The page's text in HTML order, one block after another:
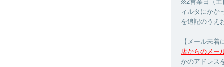
※2営業日（土
ィルタにかか
を追記のうえ
【メール未着
店からのメー
かのアドレス